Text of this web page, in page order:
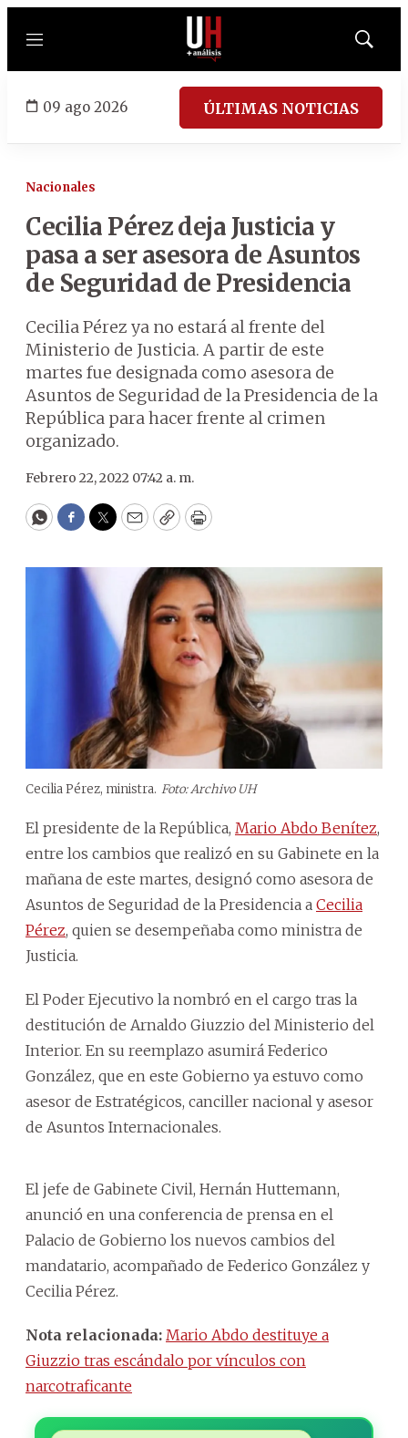
Menú
Mostrar
09 ago 2026 ÚLTIMAS NOTICIAS
Nacionales
Cecilia Pérez deja Justicia y
pasa a ser asesora de Asuntos
de Seguridad de Presidencia
Cecilia Pérez ya no estará al frente del
Ministerio de Justicia. A partir de este
martes fue designada como asesora de
Asuntos de Seguridad de la Presidencia de la
República para hacer frente al crimen
organizado.
Febrero 22, 2022 07:42 a. m.
WhatsApp
Facebook
Twitter
EmailCopyPrint
Cecilia Pérez, ministra. Foto: Archivo UH
El presidente de la República, Mario Abdo Benítez,
entre los cambios que realizó en su Gabinete en la
mañana de este martes, designó como asesora de
Asuntos de Seguridad de la Presidencia a Cecilia
Pérez, quien se desempeñaba como ministra de
Justicia.
El Poder Ejecutivo la nombró en el cargo tras la
destitución de Arnaldo Giuzzio del Ministerio del
Interior. En su reemplazo asumirá Federico
González, que en este Gobierno ya estuvo como
asesor de Estratégicos, canciller nacional y asesor
de Asuntos Internacionales.
El jefe de Gabinete Civil, Hernán Huttemann,
anunció en una conferencia de prensa en el
Palacio de Gobierno los nuevos cambios del
mandatario, acompañado de Federico González y
Cecilia Pérez.
Nota relacionada: Mario Abdo destituye a
Giuzzio tras escándalo por vínculos con
narcotraficante